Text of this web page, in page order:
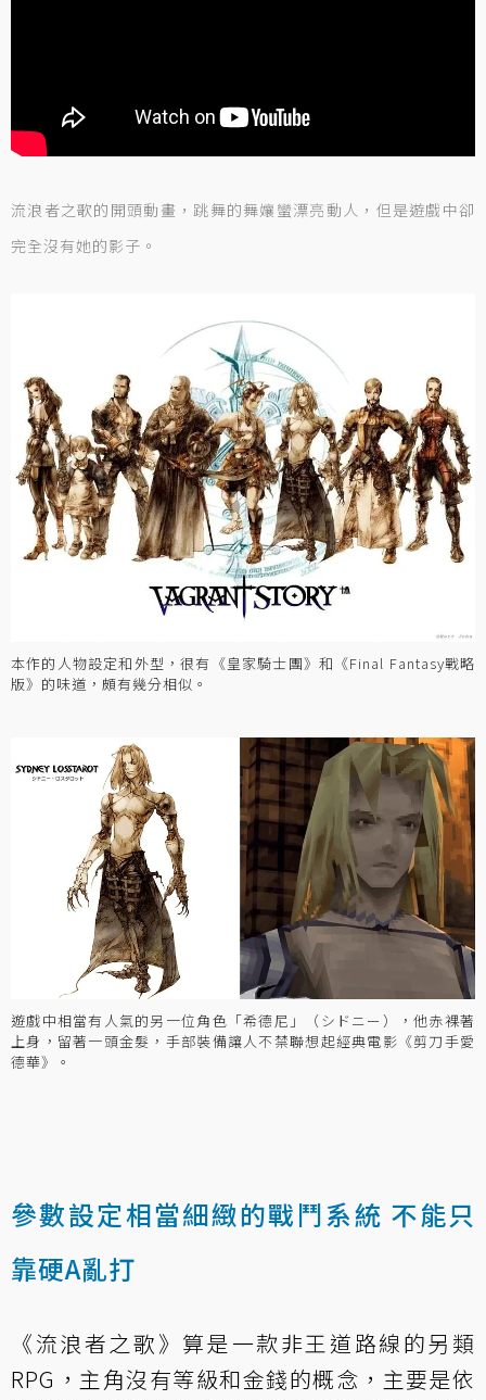
流浪者之歌的開頭動畫，跳舞的舞孃蠻漂亮動人，但是遊戲中卻
完全沒有她的影子。
本作的人物設定和外型，很有《皇家騎士團》和《Final Fantasy戰略
版》的味道，頗有幾分相似。
遊戲中相當有人氣的另一位角色「希德尼」（シドニー），他赤裸著
上身，留著一頭金髮，手部裝備讓人不禁聯想起經典電影《剪刀手愛
德華》。
參數設定相當細緻的戰鬥系統 不能只
靠硬A亂打
《流浪者之歌》算是一款非王道路線的另類
RPG，主角沒有等級和金錢的概念，主要是依